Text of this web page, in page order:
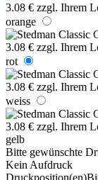
orange
rot
weiss
gelb
Bitte gewünschte
Kein Aufdruck
Druckposition(en)